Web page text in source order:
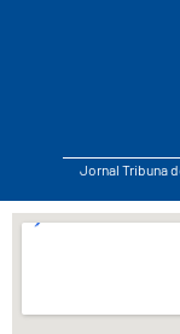
Jornal Tribuna